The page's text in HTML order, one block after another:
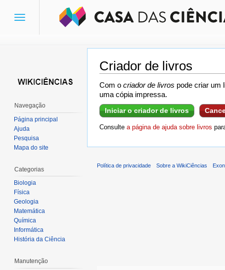
Criador de livros
Ir para:navegação,pesquisa
Com o criador de livros pode criar um
uma cópia impressa.
Iniciar o criador de livros
Consulte a página de ajuda sobre livros
Toggle
Navegação
Página principal
Ajuda
Pesquisa
Mapa do site
Categorias
Biologia
Física
Geologia
Matemática
Química
Informática
História da Ciência
Manutenção
Política de privacidade Sobre a WikiCiências